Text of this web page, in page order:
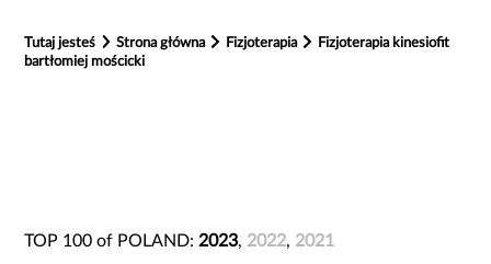
Tutaj jesteś Strona główna Fizjoterapia
Fizjoterapia kinesiofit
bartłomiej mościcki
TOP 100 of POLAND: 2023, 2022, 2021